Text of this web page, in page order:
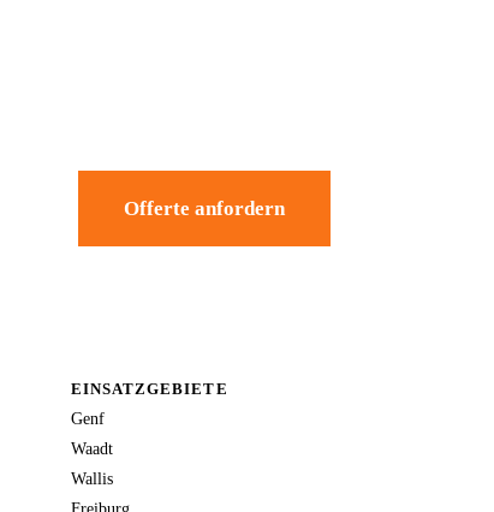
Offerte anfordern
EINSATZGEBIETE
Genf
Waadt
Wallis
Freiburg